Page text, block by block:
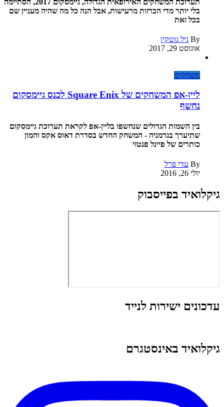
תערוכת המשחקים האירופאית הגדולה, גיימסקום 2017, הסתיימה
בלי יותר מדי הכרזות מרעישות, אבל הנה כל מה שהיה מעניין שם
בכל זאת
By גיל גוטקין
אוגוסט 29, 2017
משחקים
ליין-אפ המשחקים של Square Enix לכנס גיימסקום
נחשף
בין השמות הגדולים שנחשפו בליין-אפ לקראת תערוכת גיימסקום
שתיערך בגרמניה - המשחק החדש בסדרת דאוס אקס והמון
כותרים של פיינל פנטזי
By עדי פרל
יולי 26, 2016
גיקלואיד בפייסבוק
עדכונים ישירות לנייד
גיקלואיד באינסטגרם